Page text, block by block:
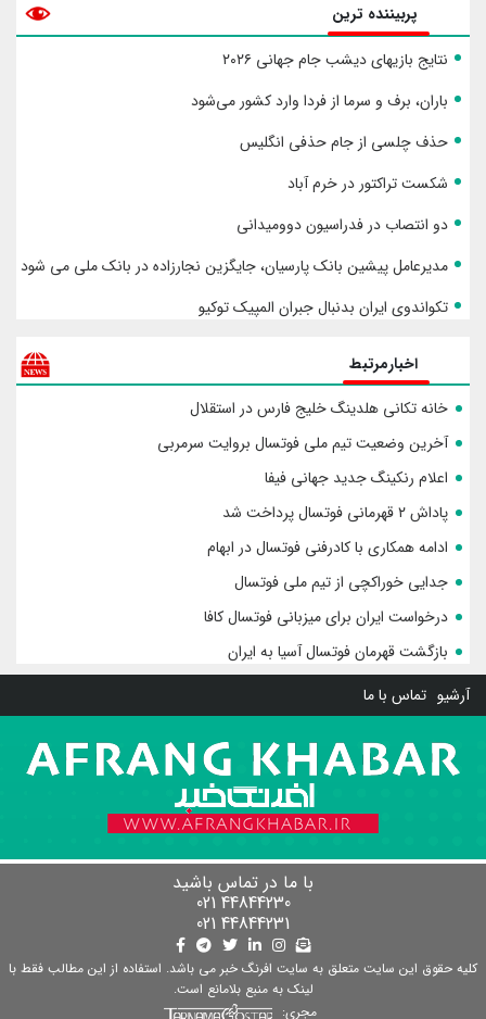
پربیننده ترین
نتایج بازیهای دیشب جام جهانی ۲۰۲۶
باران، برف و سرما از فردا وارد کشور می‌شود
حذف چلسی از جام حذفی انگلیس
شکست تراکتور در خرم آباد
دو انتصاب در فدراسیون دوومیدانی
مدیرعامل پیشین بانک پارسیان، جایگزین نجارزاده در بانک ملی می شود
تکواندوی ایران بدنبال جبران المپیک توکیو
اخبارمرتبط
خانه تکانی هلدینگ خلیج فارس در استقلال
آخرین وضعیت تیم ملی فوتسال بروایت سرمربی
اعلام رنکینگ جدید جهانی فیفا
پاداش ۲ قهرمانی فوتسال پرداخت شد
ادامه همکاری با کادرفنی فوتسال در ابهام
جدایی خوراکچی از تیم ملی فوتسال
درخواست ایران برای میزبانی فوتسال کافا
بازگشت قهرمان فوتسال آسیا به ایران
آرشیو تماس با ما
با ما در تماس باشید
44844230 021
44844231 021
کلیه حقوق این سایت متعلق به سایت افرنگ خبر می باشد. استفاده از این مطالب فقط با
لینک به منبع بلامانع است.
مجری: